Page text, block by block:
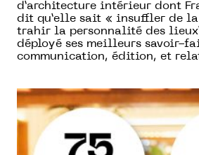
d’architecture intérieur dont
dit qu’elle sait « insuffler de la
trahir la personnalité des
déployé ses meilleurs savoir-
communication, édition, et